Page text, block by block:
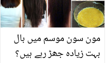
مون سون موسم میں بال
بہت زیادہ جھڑ رہے ہیں؟